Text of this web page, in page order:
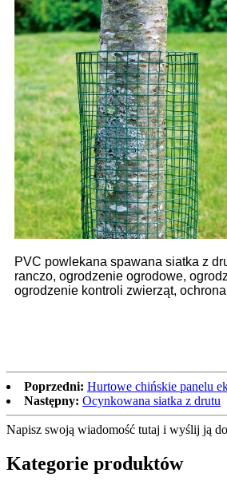
PVC powlekana spawana siatka z
ranczo, ogrodzenie ogrodowe,
ogrodzenie kontroli zwierząt,
Poprzedni: Hurtowe chińskie panelu
Następny: Ocynkowana siatka z drutu
Napisz swoją wiadomość tutaj i wyślij ją
Kategorie produktów